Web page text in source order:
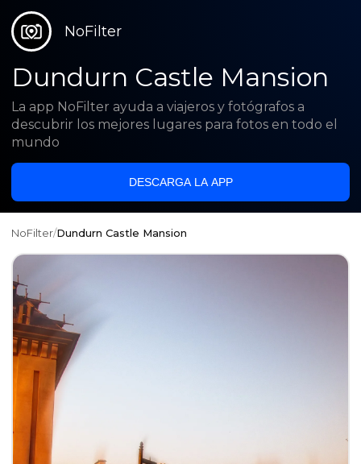
NoFilter
Dundurn Castle Mansion
La app NoFilter ayuda a viajeros y fotógrafos a
descubrir los mejores lugares para fotos en todo el
mundo
DESCARGA LA APP
NoFilter/Dundurn Castle Mansion